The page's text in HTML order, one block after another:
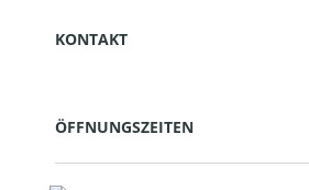
KONTAKT
ÖFFNUNGSZEITEN